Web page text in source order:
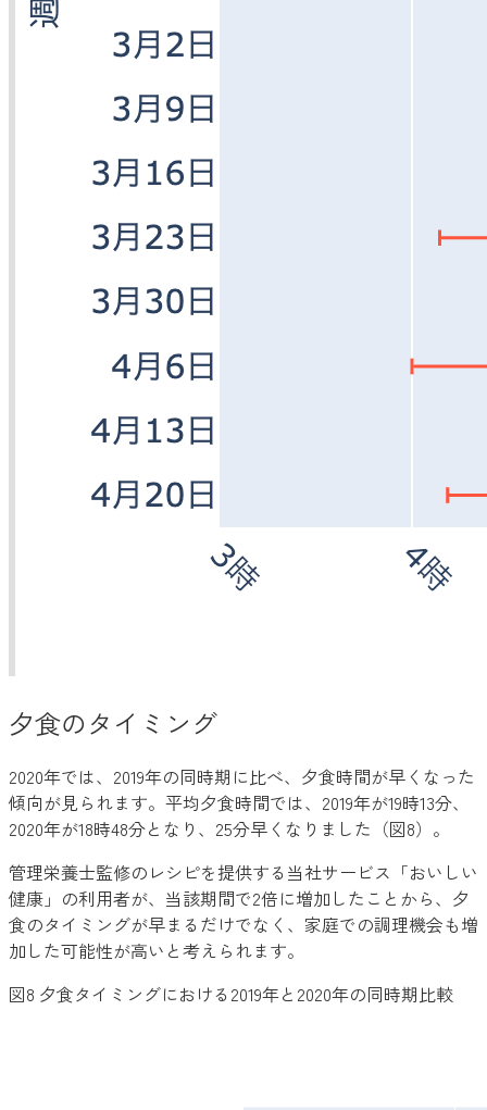
夕食のタイミング
2020年では、2019年の同時期に比べ、夕食時間が早くなった
傾向が見られます。平均夕食時間では、2019年が19時13分、
2020年が18時48分となり、25分早くなりました（図8）。
管理栄養士監修のレシピを提供する当社サービス「おいしい
健康」の利用者が、当該期間で2倍に増加したことから、夕
食のタイミングが早まるだけでなく、家庭での調理機会も増
加した可能性が高いと考えられます。
図8 夕食タイミングにおける2019年と2020年の同時期比較